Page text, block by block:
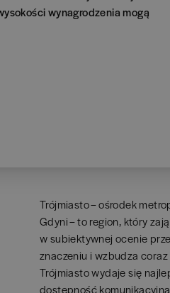
wynagrodzenia mogą
Trójmiasto – ośrodek
Gdyni – to region, który
w subiektywnej ocenie
znaczeniu i wzbudza
Trójmiasto wydaje się
dostępność